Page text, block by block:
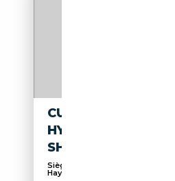
CUPRA
HYBRID DSG
SHZ LED
Sièges chauffants, Avertisseur
Hayon...